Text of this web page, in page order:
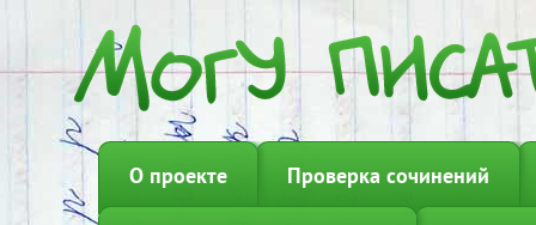
О проекте Проверка сочинений